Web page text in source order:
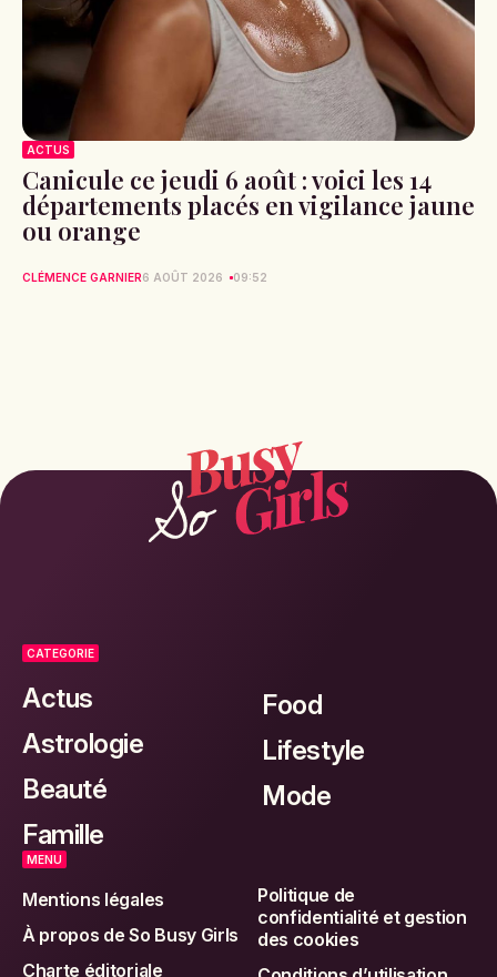
ACTUS
Canicule ce jeudi 6 août : voici les 14
départements placés en vigilance jaune
ou orange
CLÉMENCE GARNIER6 AOÛT 2026 09:52
CATEGORIE
Actus
Astrologie
Beauté
Famille
Food
Lifestyle
Mode
MENU
Mentions légales
À propos de So Busy Girls
Charte éditoriale
Politique de
confidentialité et gestion
des cookies